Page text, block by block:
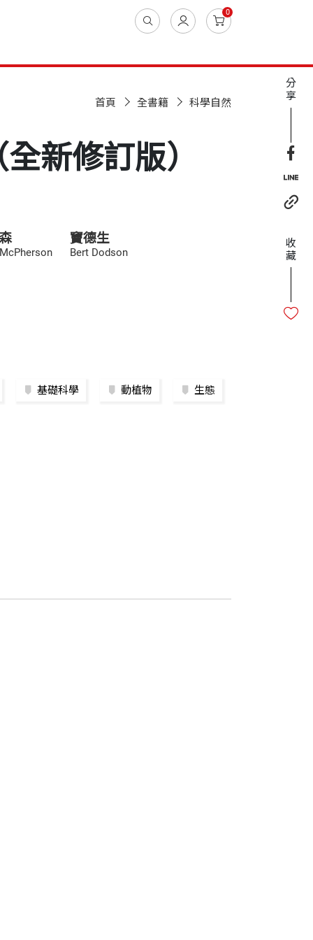
0
首頁 全書籍 科學自然
新修訂版）
竇德生
Bert Dodson
基礎科學 動植物 生態
分
享
收
藏